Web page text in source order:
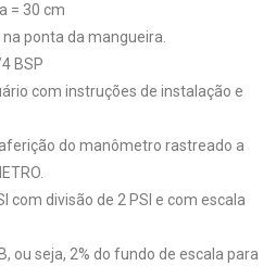
= 30 cm
ponta da mangueira.
BSP
com instruções de instalação e
do manômetro rastreado a
com divisão de 2 PSI e com escala
ou seja, 2% do fundo de escala para